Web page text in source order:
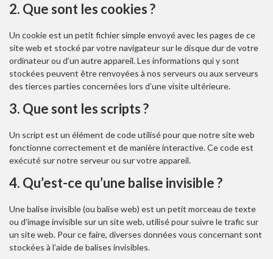
2. Que sont les cookies ?
Un cookie est un petit fichier simple envoyé avec les pages de ce
site web et stocké par votre navigateur sur le disque dur de votre
ordinateur ou d’un autre appareil. Les informations qui y sont
stockées peuvent être renvoyées à nos serveurs ou aux serveurs
des tierces parties concernées lors d’une visite ultérieure.
3. Que sont les scripts ?
Un script est un élément de code utilisé pour que notre site web
fonctionne correctement et de manière interactive. Ce code est
exécuté sur notre serveur ou sur votre appareil.
4. Qu’est-ce qu’une balise invisible ?
Une balise invisible (ou balise web) est un petit morceau de texte
ou d’image invisible sur un site web, utilisé pour suivre le trafic sur
un site web. Pour ce faire, diverses données vous concernant sont
stockées à l’aide de balises invisibles.